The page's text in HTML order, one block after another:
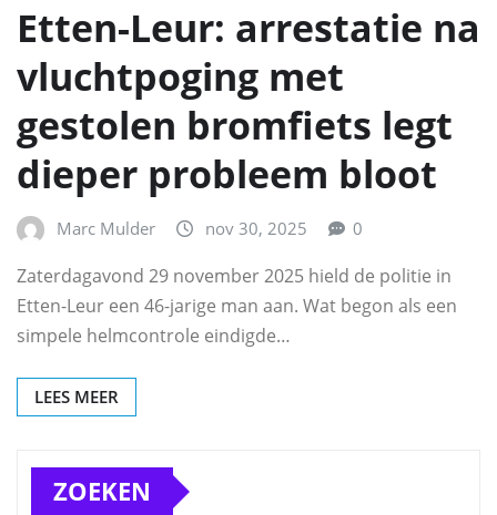
Etten-Leur: arrestatie na
vluchtpoging met
gestolen bromfiets legt
dieper probleem bloot
Marc Mulder nov 30, 2025 0
Zaterdagavond 29 november 2025 hield de politie in
Etten-Leur een 46-jarige man aan. Wat begon als een
simpele helmcontrole eindigde…
LEES MEER
ZOEKEN